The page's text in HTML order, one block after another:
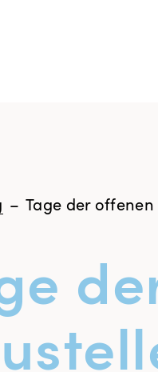
– Tage der